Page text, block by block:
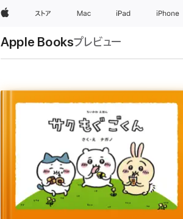
Appleストア Mac iPad iPhone
Apple Booksプレビュー